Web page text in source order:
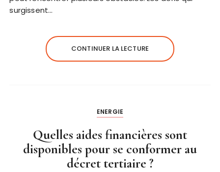
surgissent…
CONTINUER LA LECTURE
ENERGIE
Quelles aides financières sont
disponibles pour se conformer au
décret tertiaire ?